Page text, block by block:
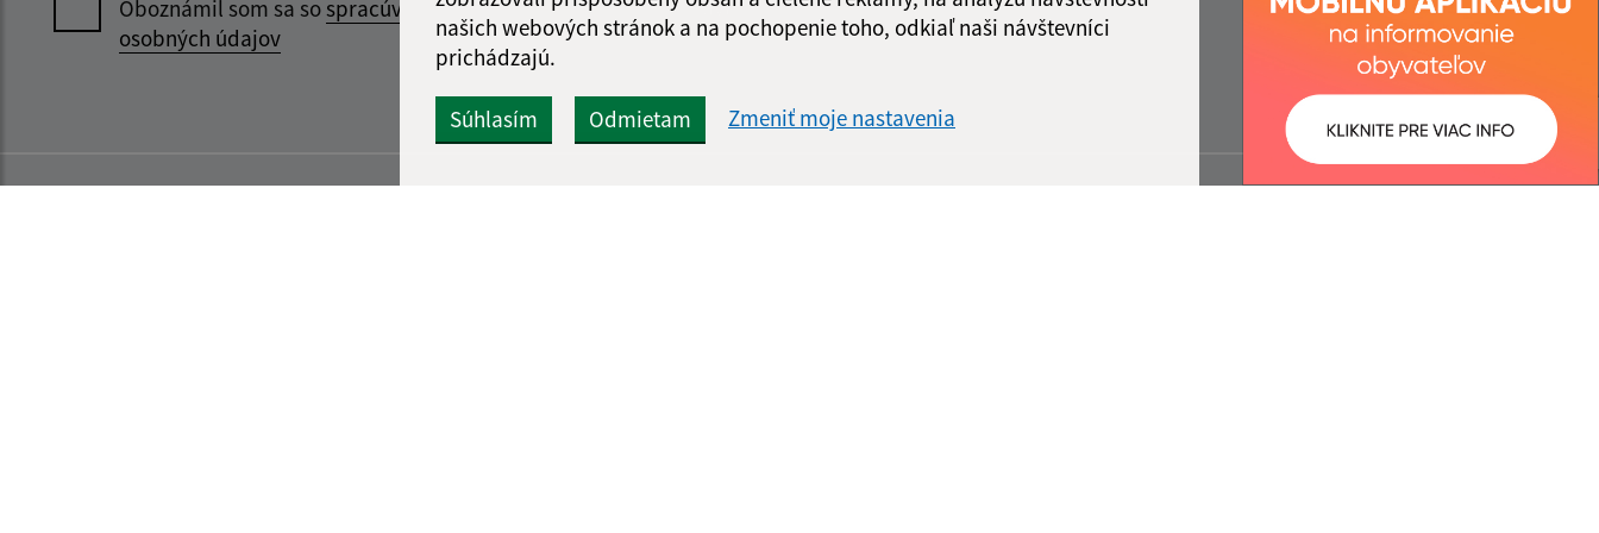
našich webových stránok a na pochopenie toho, odkiaľ naši návštevníci
prichádzajú.
Súhlasím Odmietam Zmeniť moje nastavenia
Oboznámil som sa sospracúvaním
osobných údajov
Odoslať správu